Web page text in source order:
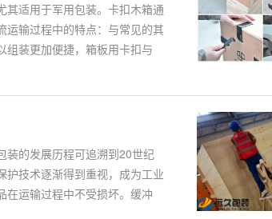
其适用于军用包装。卡扣木箱通
运输过程中的特点：与常见的其
组装更加便捷，箱板用卡扣与
装的发展历程可追溯到20世纪
护技术逐渐得到重视，成为工业
在运输过程中不受损坏。缓冲